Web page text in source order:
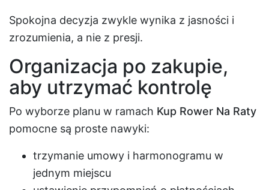
Spokojna decyzja zwykle wynika z jasności i
zrozumienia, a nie z presji.
Organizacja po zakupie,
aby utrzymać kontrolę
Po wyborze planu w ramach Kup Rower Na Raty
pomocne są proste nawyki:
trzymanie umowy i harmonogramu w
jednym miejscu